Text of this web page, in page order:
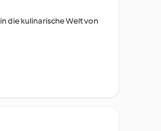
die kulinarische Welt von